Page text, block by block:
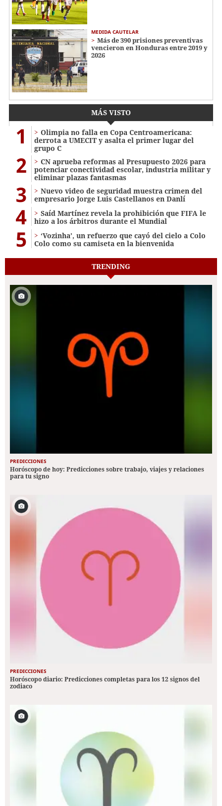
MEDIDA CAUTELAR
Más de 390 prisiones preventivas
vencieron en Honduras entre 2019 y
2026
MÁS VISTO
1
Olimpia no falla en Copa Centroamericana:
derrota a UMECIT y asalta el primer lugar del
grupo C
2
CN aprueba reformas al Presupuesto 2026 para
potenciar conectividad escolar, industria militar y
eliminar plazas fantasmas
3
Nuevo video de seguridad muestra crimen del
empresario Jorge Luis Castellanos en Danlí
4
Saíd Martínez revela la prohibición que FIFA le
hizo a los árbitros durante el Mundial
5
‘Vozinha’, un refuerzo que cayó del cielo a Colo
Colo como su camiseta en la bienvenida
TRENDING
PREDICCIONES
Horóscopo de hoy: Predicciones sobre trabajo, viajes y relaciones
para tu signo
PREDICCIONES
Horóscopo diario: Predicciones completas para los 12 signos del
zodiaco